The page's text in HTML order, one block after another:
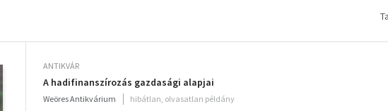
ANTIKVÁR
A hadifinanszírozás gazdasági alapjai
Weöres Antikvárium hibátlan, olvasatlan példány